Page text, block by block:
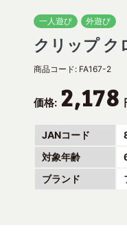
一人遊び 外遊び
クリップ ク
商品コード: FA167-2
価格: 2,178
JANコード
対象年齢
ブランド